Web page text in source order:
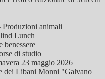
Produzioni animali
Lunch
benessere
di studio
23 maggio 2026
dei Libani Monni "Galvano